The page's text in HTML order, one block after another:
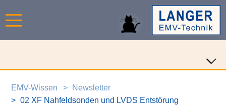
EMV-Wissen
Newsletter
02 XF Nahfeldsonden und LVDS Entstörung